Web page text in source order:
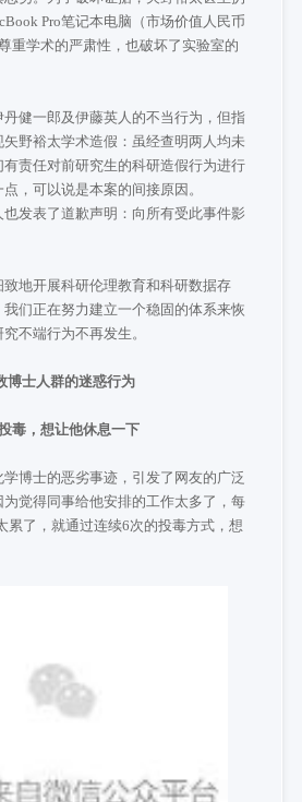
Pro笔记本电脑（市场价值人民币
重学术的严肃性，也破坏了实验室的
健一郎及伊藤英人的不当行为，但指
野裕太学术造假：虽经查明两人均未
责任对前研究生的科研造假行为进行
，可以说是本案的间接原因。
发表了道歉声明：向所有受此事件影
地开展科研伦理教育和科研数据存
们正在努力建立一个稳固的体系来恢
不端行为不再发生。
博士人群的迷惑行为
毒，想让他休息一下
博士的恶劣事迹，引发了网友的广泛
觉得同事给他安排的工作太多了，每
累了，就通过连续6次的投毒方式，想